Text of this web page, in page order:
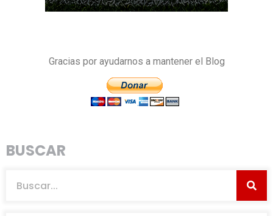
Gracias por ayudarnos a mantener el Blog
BUSCAR